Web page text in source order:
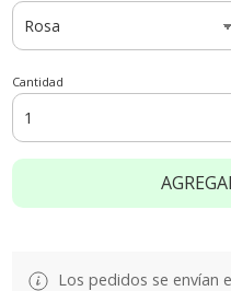
Cantidad
Los pedidos se envían